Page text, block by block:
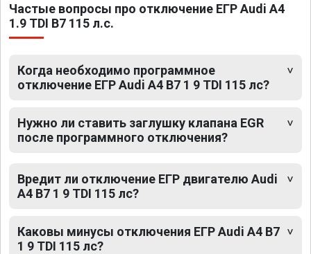
Частые вопросы про отключение ЕГР Audi A4
1.9 TDI B7 115 л.с.
Когда необходимо программное
отключение ЕГР Audi A4 B7 1 9 TDI 115 лс?
Нужно ли ставить заглушку клапана EGR
после программного отключения?
Вредит ли отключение ЕГР двигателю Audi
A4 B7 1 9 TDI 115 лс?
Каковы минусы отключения ЕГР Audi A4 B7
1 9 TDI 115 лс?